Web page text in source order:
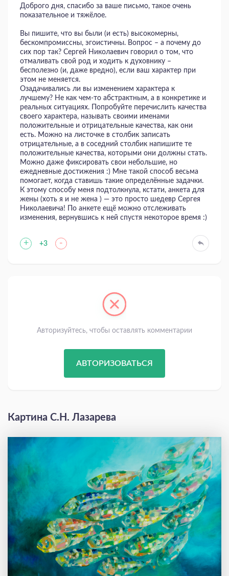
Доброго дня, спасибо за ваше письмо, такое очень
показательное и тяжёлое.
Вы пишите, что вы были (и есть) высокомерны,
бескомпромиссны, эгоистичны. Вопрос – а почему до
сих пор так? Сергей Николаевич говорил о том, что
отмаливать свой род и ходить к духовнику –
бесполезно (и, даже вредно), если ваш характер при
этом не меняется.
Озадачивались ли вы изменением характера к
лучшему? Не как чем-то абстрактным, а в конкретике и
реальных ситуациях. Попробуйте перечислить качества
своего характера, называть своими именами
положительные и отрицательные качества, как они
есть. Можно на листочке в столбик записать
отрицательные, а в соседний столбик напишите те
положительные качества, которыми они должны стать.
Можно даже фиксировать свои небольшие, но
ежедневные достижения :) Мне такой способ весьма
помогает, когда ставишь такие определённые задачки.
К этому способу меня подтолкнула, кстати, анкета для
жены (хоть я и не жена ) — это просто шедевр Сергея
Николаевича! По анкете ещё можно отслеживать
изменения, вернувшись к ней спустя некоторое время :)
+ +3 -
Авторизуйтесь, чтобы оставлять комментарии
АВТОРИЗОВАТЬСЯ
Картина С.Н. Лазарева